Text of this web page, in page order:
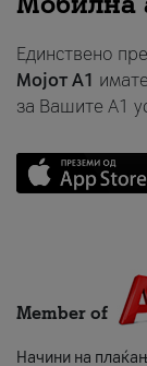
Единствено
Мојот A1
за Вашите A1
Member of
Начини на